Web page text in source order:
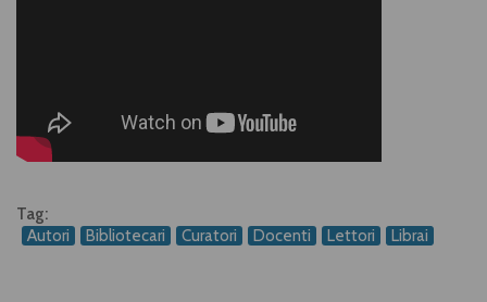
Tag:
Autori
Bibliotecari Curatori Docenti Lettori Librai